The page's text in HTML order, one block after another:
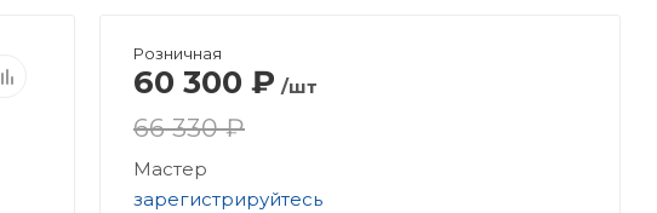
Розничная
60 300 ₽ /шт
66 330 ₽
Мастер
зарегистрируйтесь